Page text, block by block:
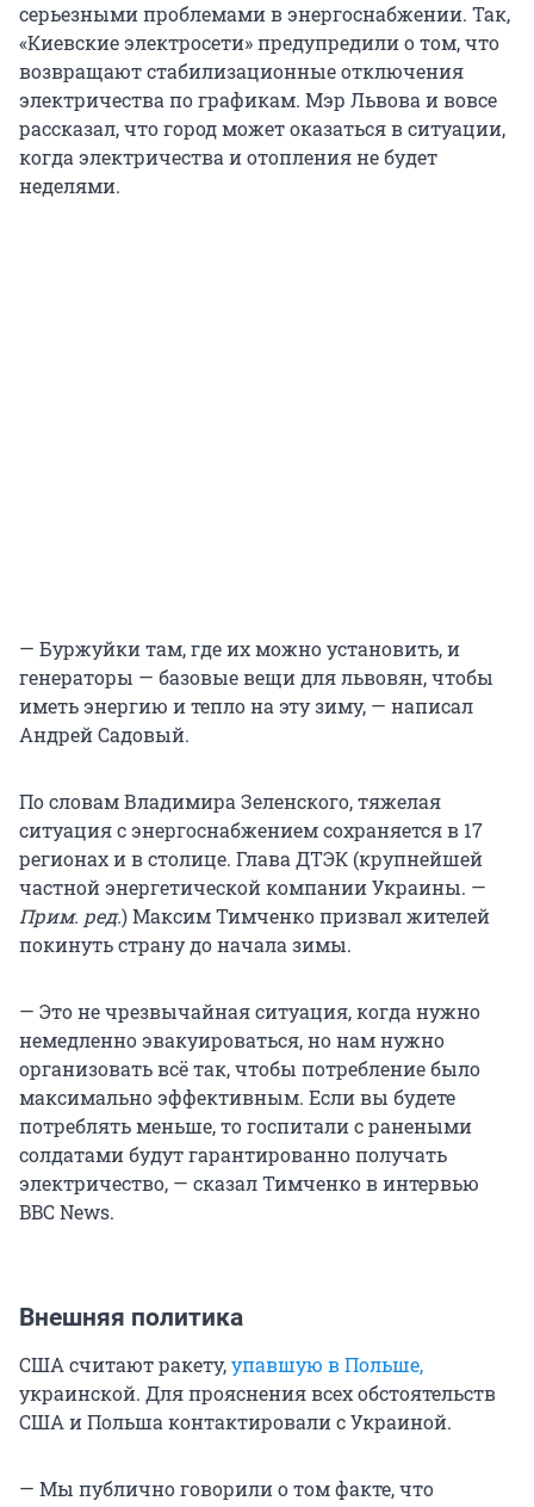
серьезными проблемами в энергоснабжении. Так,
«Киевские электросети» предупредили о том, что
возвращают стабилизационные отключения
электричества по графикам. Мэр Львова и вовсе
рассказал, что город может оказаться в ситуации,
когда электричества и отопления не будет
неделями.
— Буржуйки там, где их можно установить, и
генераторы — базовые вещи для львовян, чтобы
иметь энергию и тепло на эту зиму, — написал
Андрей Садовый.
По словам Владимира Зеленского, тяжелая
ситуация с энергоснабжением сохраняется в 17
регионах и в столице. Глава ДТЭК (крупнейшей
частной энергетической компании Украины. —
Прим. ред.) Максим Тимченко призвал жителей
покинуть страну до начала зимы.
— Это не чрезвычайная ситуация, когда нужно
немедленно эвакуироваться, но нам нужно
организовать всё так, чтобы потребление было
максимально эффективным. Если вы будете
потреблять меньше, то госпитали с ранеными
солдатами будут гарантированно получать
электричество, — сказал Тимченко в интервью
BBC News.
Внешняя политика
США считают ракету,упавшую в Польше,
украинской. Для прояснения всех обстоятельств
США и Польша контактировали с Украиной.
— Мы публично говорили о том факте, что